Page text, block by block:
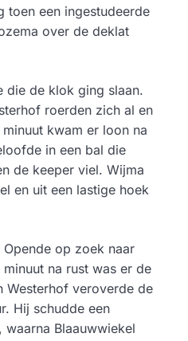
toen een ingestudeerde
over de deklat
die de klok ging slaan.
roerden zich al en
kwam er loon na
in een bal die
de keeper viel. Wijma
en uit een lastige hoek
op zoek naar
na rust was er de
Westerhof veroverde de
Hij schudde een
Blaauwwiekel